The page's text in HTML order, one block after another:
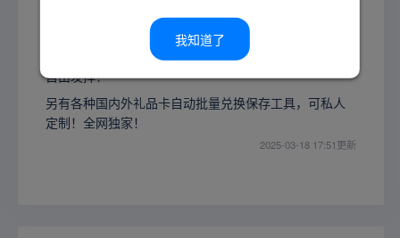
我知道了
现有全球问卷题库资源 3000+（『普通问卷平台、各类
社区资源、EDU问卷资源、全球CINT系列站、任务站、
』↹『可赚欧元、英镑、美元等』），想赚什么
自由发挥！
另有各种国内外礼品卡自动批量兑换保存工具，可私人
定制！全网独家！
2025-03-18 17:51更新